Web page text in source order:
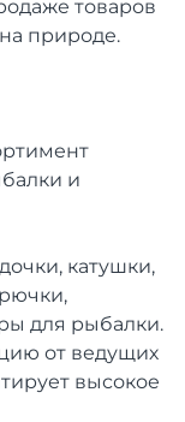
товаров
природе.
и
катушки,
для рыбалки.
от ведущих
высокое